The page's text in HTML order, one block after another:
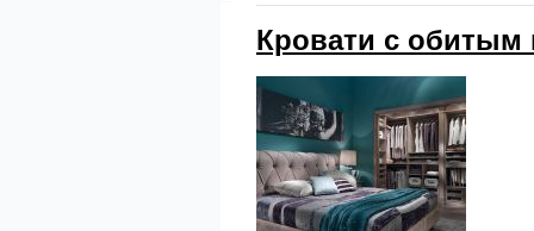
Кровати с обитым